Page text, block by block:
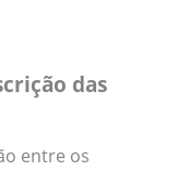
das
entre os